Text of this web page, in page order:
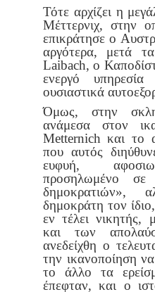
Τότε αρχίζει η
Μέττερνιχ, στην
επικράτησε ο
αργότερα, μετά
Laibach, ο
ενεργό
ουσιαστικά
Όμως, στην
ανάμεσα στον
Metternich και το
που αυτός
ευφυή,
προσηλωμένο σε
δημοκρατιών»,
δημοκράτη τον ίδιο,
εν τέλει
και των
ανεδείχθη ο
την ικανοποίηση
το άλλο τα
έπεφταν, και ο